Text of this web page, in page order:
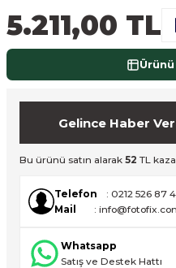
Cihazları
Standlar
5.211,00 TL
Ürünü
Gelince Haber Ver
Bu ürünü satın alarak 52 TL
Telefon
: 0212 526 87
Mail
:
Whatsapp
Satış ve Destek Hattı